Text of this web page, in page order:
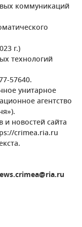
коммуникаций
г.)
технологий
57640.
унитарное
агентство
новостей сайта
crimea.ria.ru